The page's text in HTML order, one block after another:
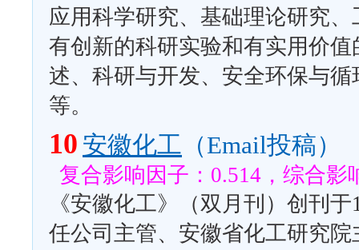
应用科学研究、基础理论研究
有创新的科研实验和有实用价
述、科研与开发、安全环保与
等。
10 安徽化工 （Email投稿）
复合影响因子：0.514，综合影
《安徽化工》（双月刊）创刊
任公司主管、安徽省化工研究